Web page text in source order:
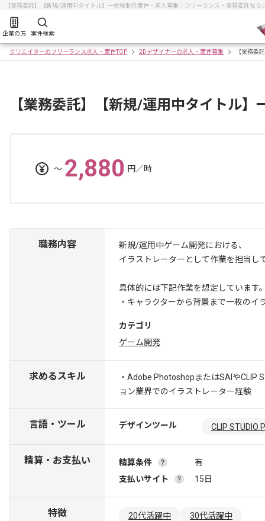
【業務委託】【新規/運用中タイトル】一枚絵制作案件・求人募集｜フリーランス・業務委託なら
企業の方 案件検索
クリエイターのフリーランス求人・案件TOP 2Dデザイナーの求人・案件募集 【業務委
【業務委託】【新規/運用中タイトル
〜 2,880 円／時
職務内容
新規/運用中ゲーム開発における、
イラストレーターとして作業を担当し
具体的には下記作業を想定しています
・キャラクターから背景まで一枚のイ
カテゴリ
ゲーム開発
求めるスキル
・Adobe PhotoshopまたはSAIやCLIP
ョン業界でのイラストレーター経験
言語・ツール デザインツール CLIP STUDIO
精算・お支払い 精算条件
有
支払いサイト
15日
特徴 20代活躍中 30代活躍中